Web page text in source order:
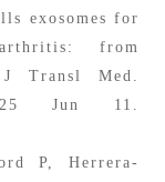
exosomes for
from
Transl Med.
Jun 11.
P, Herrera-